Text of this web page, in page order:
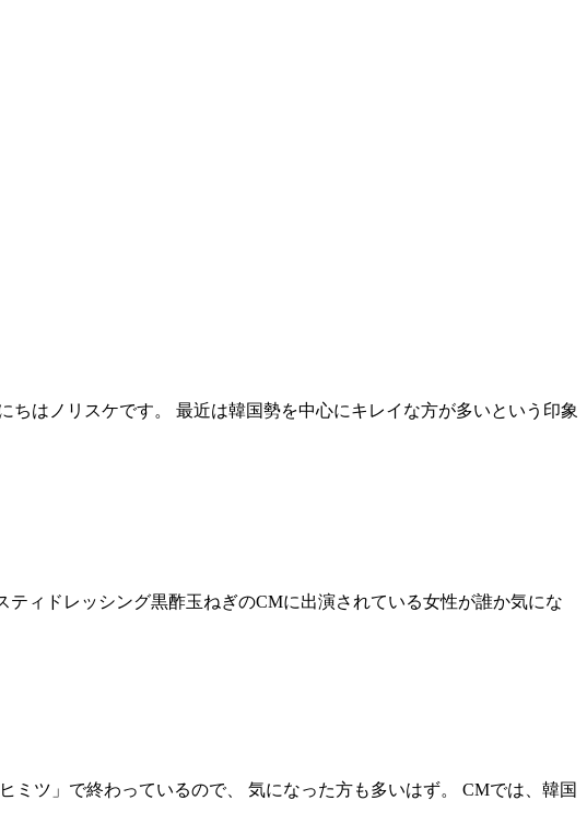
はノリスケです。 最近は韓国勢を中心にキレイな方が多いという印象
ィドレッシング黒酢玉ねぎのCMに出演されている女性が誰か気にな
ミツ」で終わっているので、 気になった方も多いはず。 CMでは、韓国